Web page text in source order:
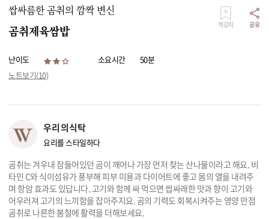
쌉싸름한 곰취의 깜짝 변신
곰취제육쌈밥 책갈피 공유
난이도 소요시간
50분
노트보기(10)
우리의식탁
요리를 스타일하다
곰취는 겨우내 잠들어있던 곰이 깨어나 가장 먼저 찾는 산나물이라고 해요. 비
타민 C와 식이섬유가 풍부해 피부 미용과 다이어트에 좋고 몸의 열을 내려주
며 항암 효과도 있답니다. 고기와 함께 싸 먹으면 쌉싸래한 맛과 향이 고기와
어우러져 고기의 느끼함을 잡아주지요. 곰의 기력도 회복시켜주는 영양 만점
곰취로 나른한 봄철에 활력을 더해보세요.